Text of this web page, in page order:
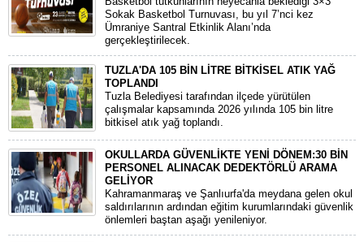
Sokak Basketbol Turnuvası, bu yıl 7’nci kez
Ümraniye Santral Etkinlik Alanı’nda
gerçekleştirilecek.
TUZLA'DA 105 BİN LİTRE BİTKİSEL ATIK YAĞ
TOPLANDI
Tuzla Belediyesi tarafından ilçede yürütülen
çalışmalar kapsamında 2026 yılında 105 bin litre
bitkisel atık yağ toplandı.
OKULLARDA GÜVENLİKTE YENİ DÖNEM:30 BİN
PERSONEL ALINACAK DEDEKTÖRLÜ ARAMA
GELİYOR
​Kahramanmaraş ve Şanlıurfa'da meydana gelen okul
saldırılarının ardından eğitim kurumlarındaki güvenlik
önlemleri baştan aşağı yenileniyor.